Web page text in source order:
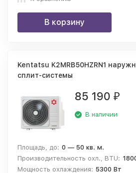
В корзину
Kentatsu K2MRB50HZRN1
сплит-системы
85 190 ₽
В наличии
Площадь, до: 0 — 50 кв. м.
Производительность охл., BTU:
Мощность охлаждения: 5300 Вт